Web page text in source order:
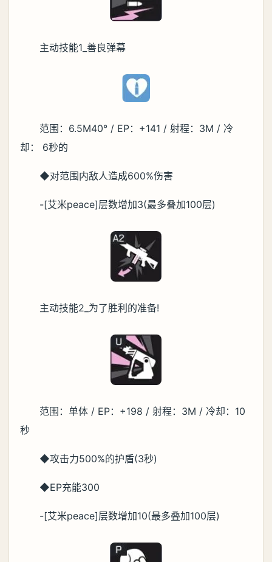
主动技能1_善良弹幕
范围：6.5M40° / EP：+141 / 射程：3M / 冷
却： 6秒的
◆对范围内敌人造成600%伤害
-[艾米peace]层数增加3(最多叠加100层)
主动技能2_为了胜利的准备!
范围：单体 / EP：+198 / 射程：3M / 冷却：10
秒
◆攻击力500%的护盾(3秒)
◆EP充能300
-[艾米peace]层数增加10(最多叠加100层)